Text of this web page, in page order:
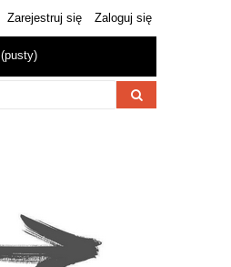
Zarejestruj się Zaloguj się
(pusty)